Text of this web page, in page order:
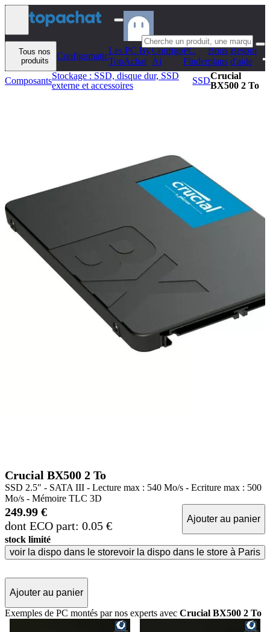
Aller au contenu
Tous nos
produits
Configomatic
Les PC By
TopAchat
Configo
Ai
PC
Finder
Bons
plans
Besoin
d'aide
ComposantsStockage : SSD, disque dur, SSD
externe et accessoires
SSDCrucial
BX500 2 To
Crucial BX500 2 To
SSD 2.5" - SATA III - Lecture max : 540 Mo/s - Ecriture max : 500
Mo/s - Mémoire TLC 3D
249.99 €
dont ECO part: 0.05 €
Ajouter au panier
stock limité
voir la dispo dans le storevoir la dispo dans le store à Paris
Ajouter au panier
Exemples de PC montés par nos experts avec Crucial BX500 2 To